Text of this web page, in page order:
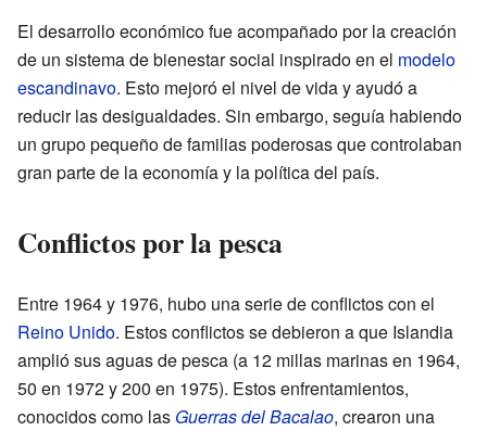
El desarrollo económico fue acompañado por la creación
de un sistema de bienestar social inspirado en el modelo
escandinavo. Esto mejoró el nivel de vida y ayudó a
reducir las desigualdades. Sin embargo, seguía habiendo
un grupo pequeño de familias poderosas que controlaban
gran parte de la economía y la política del país.
Conflictos por la pesca
Entre 1964 y 1976, hubo una serie de conflictos con el
Reino Unido. Estos conflictos se debieron a que Islandia
amplió sus aguas de pesca (a 12 millas marinas en 1964,
50 en 1972 y 200 en 1975). Estos enfrentamientos,
conocidos como las Guerras del Bacalao, crearon una